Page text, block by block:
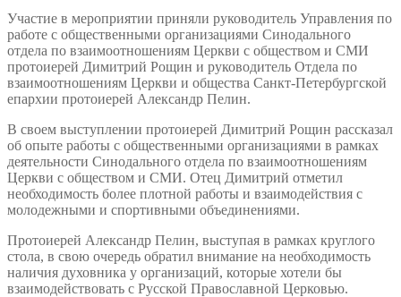
Участие в мероприятии приняли руководитель Управления по
работе с общественными организациями Синодального
отдела по взаимоотношениям Церкви с обществом и СМИ
протоиерей Димитрий Рощин и руководитель Отдела по
взаимоотношениям Церкви и общества Санкт-Петербургской
епархии протоиерей Александр Пелин.
В своем выступлении протоиерей Димитрий Рощин рассказал
об опыте работы с общественными организациями в рамках
деятельности Синодального отдела по взаимоотношениям
Церкви с обществом и СМИ. Отец Димитрий отметил
необходимость более плотной работы и взаимодействия с
молодежными и спортивными объединениями.
Протоиерей Александр Пелин, выступая в рамках круглого
стола, в свою очередь обратил внимание на необходимость
наличия духовника у организаций, которые хотели бы
взаимодействовать с Русской Православной Церковью.